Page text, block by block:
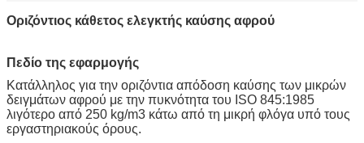
Οριζόντιος κάθετος ελεγκτής καύσης αφρού
Πεδίο της εφαρμογής
Κατάλληλος για την οριζόντια απόδοση καύσης των μικρών
δειγμάτων αφρού με την πυκνότητα του ISO 845:1985
λιγότερο από 250 kg/m3 κάτω από τη μικρή φλόγα υπό τους
εργαστηριακούς όρους.